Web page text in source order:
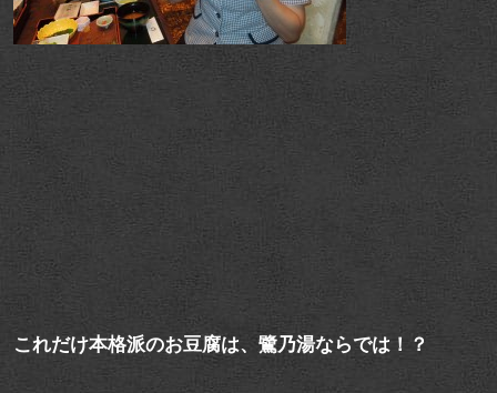
これだけ本格派のお豆腐は、鷺乃湯ならでは！？